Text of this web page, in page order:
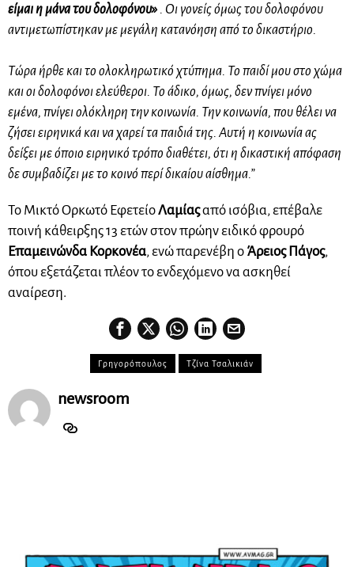
είμαι η μάνα του δολοφόνου». Οι γονείς όμως του δολοφόνου
αντιμετωπίστηκαν με μεγάλη κατανόηση από το δικαστήριο.
Τώρα ήρθε και το ολοκληρωτικό χτύπημα. Το παιδί μου στο χώμα
και οι δολοφόνοι ελεύθεροι. Το άδικο, όμως, δεν πνίγει μόνο
εμένα, πνίγει ολόκληρη την κοινωνία. Την κοινωνία, που θέλει να
ζήσει ειρηνικά και να χαρεί τα παιδιά της. Αυτή η κοινωνία ας
δείξει με όποιο ειρηνικό τρόπο διαθέτει, ότι η δικαστική απόφαση
δε συμβαδίζει με το κοινό περί δικαίου αίσθημα.”
Το Μικτό Ορκωτό ΕφετείοΛαμίαςαπό ισόβια, επέβαλε
ποινή κάθειρξης 13 ετών στον πρώην ειδικό φρουρό
Επαμεινώνδα Κορκονέα, ενώ παρενέβη ο Άρειος Πάγος,
όπου εξετάζεται πλέον το ενδεχόμενο να ασκηθεί
αναίρεση.
Γρηγορόπουλος Τζίνα Τσαλικιάν
newsroom